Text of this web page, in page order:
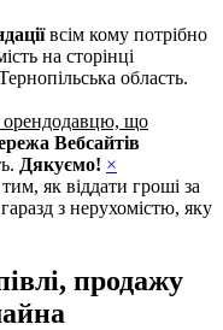
всім кому потрібно
на сторінці
область.
що
Вебсайтів
Дякуємо! ×
як віддати гроші за
з нерухомістю, яку
продажу